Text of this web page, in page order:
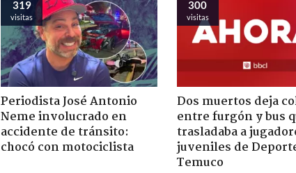
319
visitas
Periodista José Antonio
Neme involucrado en
accidente de tránsito:
chocó con motociclista
300
visitas
Dos muertos deja
entre furgón y bus
trasladaba a
juveniles de
Temuco